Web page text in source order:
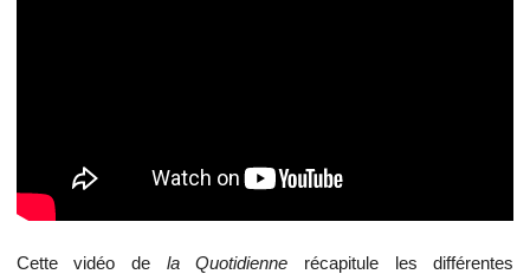
Cette vidéo de la Quotidienne récapitule les différentes